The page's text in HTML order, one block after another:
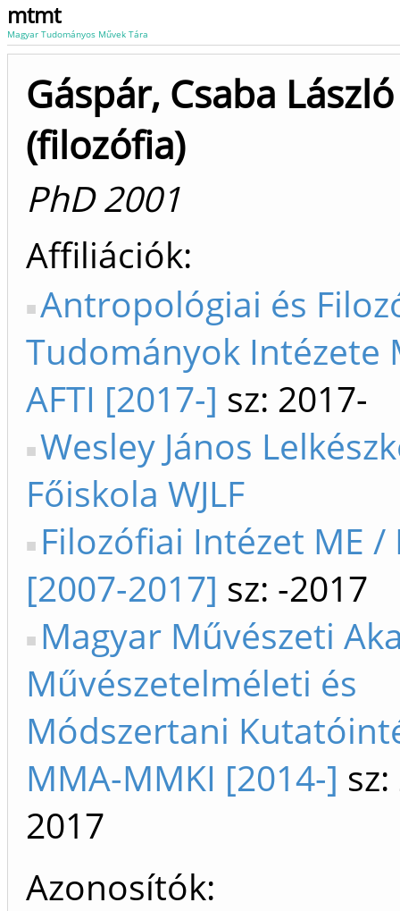
mtmt
Magyar Tudományos Művek Tára
Gáspár, Csaba László
(filozófia)
PhD 2001
Affiliációk
Antropológiai és
Tudományok Intézete
AFTI [2017-] sz: 2017-
Wesley János
Főiskola WJLF
Filozófiai Intézet ME /
[2007-2017] sz: -2017
Magyar Művészeti
Művészetelméleti és
Módszertani
MMA-MMKI [2014-]
2017
Azonosítók